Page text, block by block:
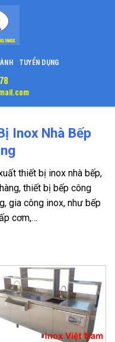
TUYỂN DỤNG
Inox Nhà Bếp
thiết bị inox nhà bếp,
thiết bị bếp công
gia công inox, như bếp
cơm,…